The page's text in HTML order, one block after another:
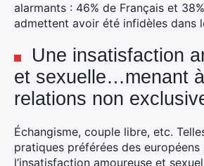
alarmants : 46% de Français et
admettent avoir été infidèles dans
Une insatisfaction
et sexuelle…menant
relations non
Échangisme, couple libre, etc.
pratiques préférées des
l’insatisfaction amoureuse et